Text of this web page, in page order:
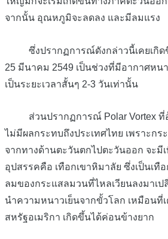
จากนั้น อุณหภูมิจะลดลง และมีลมแรง
ซึ่งปรากฏการณ์ดังกล่าวนี้เคยเกิดขึ้
25 มีนาคม 2549 เป็นช่วงที่มีอากาศหน
เป็นระยะเวลาสั้นๆ 2-3 วันเท่านั้น
ส่วนปรากฏการณ์ Polar Vortex ที่อ้
ไม่มีผลกระทบถึงประเทศไทย เพราะก
จากทางด้านตะวันตกไปตะวันออก จะมี
อุปสรรคคือ เทือกเขาหิมาลัย ซึ่งเป็นเทื
ลมของกระแสลมวนที่ไหลเวียนลงมาเ
นำความหนาวเย็นจากขั้วโลก เหมือนที่
สหรัฐอเมริกา เกิดขึ้นได้ค่อนข้างยาก